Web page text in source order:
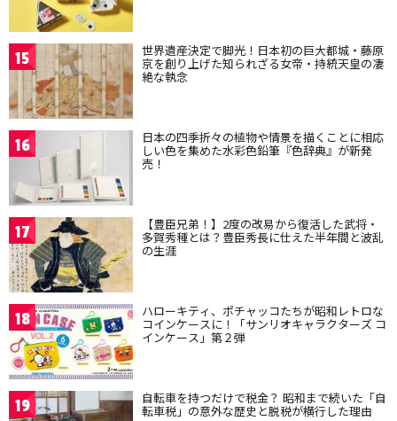
15 世界遺産決定で脚光！日本初の巨大都城・藤原
京を創り上げた知られざる女帝・持統天皇の凄
絶な執念
16 日本の四季折々の植物や情景を描くことに相応
しい色を集めた水彩色鉛筆『色辞典』が新発
売！
17 【豊臣兄弟！】2度の改易から復活した武将・
多賀秀種とは？豊臣秀長に仕えた半年間と波乱
の生涯
18 ハローキティ、ポチャッコたちが昭和レトロな
コインケースに！「サンリオキャラクターズ コ
インケース」第２弾
19 自転車を持つだけで税金？ 昭和まで続いた「自
転車税」の意外な歴史と脱税が横行した理由